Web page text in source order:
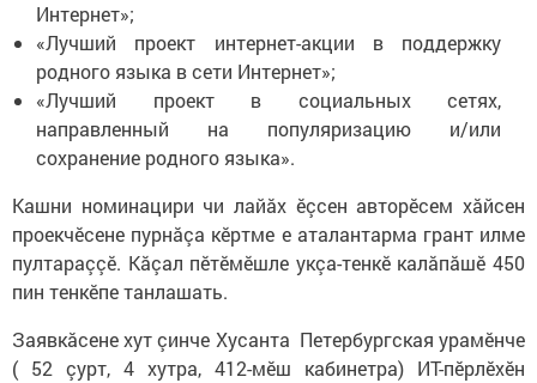
Интернет»;
«Лучший проект интернет-акции в поддержку
родного языка в сети Интернет»;
«Лучший проект в социальных сетях,
направленный на популяризацию и/или
сохранение родного языка».
Кашни номинацири чи лайăх ӗçсен авторӗсем хăйсен
проекчӗсене пурнăçа кӗртме е аталантарма грант илме
пултараççӗ. Кăçал пӗтӗмӗшле укçа-тенкӗ калăпăшӗ 450
пин тенкӗпе танлашать.
Заявкăсене хут çинче Хусанта Петербургская урамӗнче
( 52 çурт, 4 хутра, 412-мӗш кабинетра) ИТ-пӗрлӗхӗн